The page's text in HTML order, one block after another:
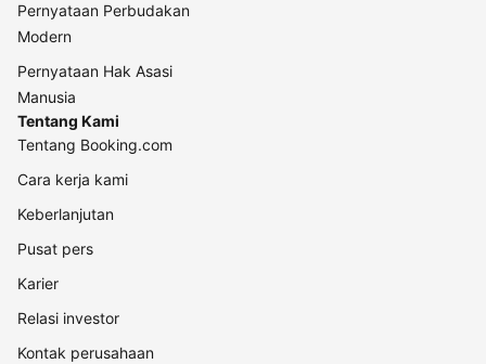
Pernyataan Perbudakan
Modern
Pernyataan Hak Asasi
Manusia
Tentang Kami
Tentang Booking.com
Cara kerja kami
Keberlanjutan
Pusat pers
Karier
Relasi investor
Kontak perusahaan